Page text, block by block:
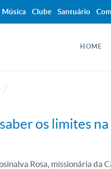
HOME
os limites
Rosa, missionária da
Música Clube Santuário